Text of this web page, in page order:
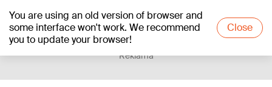
You are using an old version of browser and
some interface won't work. We recommend
you to update your browser!
Close
+17°C
Reklāma